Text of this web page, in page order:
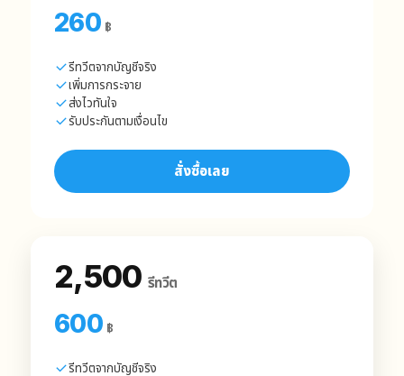
260 ฿
รีทวีตจากบัญชีจริง
เพิ่มการกระจาย
ส่งไวทันใจ
รับประกันตามเงื่อนไข
สั่งซื้อเลย
2,500 รีทวีต
600 ฿
รีทวีตจากบัญชีจริง